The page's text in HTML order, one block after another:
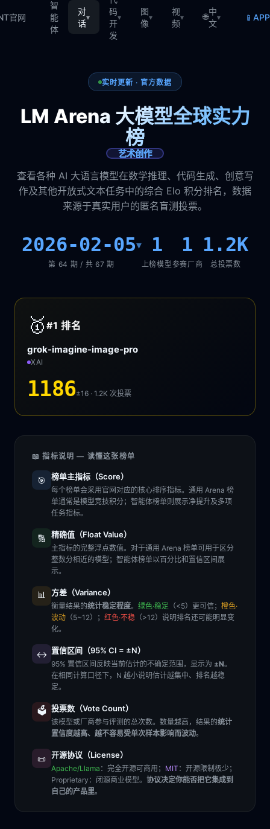
官网
智
能
体
对
话
▾
码
开
发
▾
图
像
▾
视
频
▾ 🌐
中
文
▾ 📱
实时更新 · 官方数据
LM Arena 大模型全球实力
榜
艺术创作
查看各种 AI 大语言模型在数学推理、代码生成、创意写
作及其他开放式文本任务中的综合 Elo 积分排名，数据
来源于真实用户的匿名盲测投票。
2026-02-05▾
第 64 期 / 共 67 期
1
上榜模型
1
参赛厂商
1.2K
总投票数
🥇 #1排名
grok-imagine-image-pro
XAI
1186±16 · 1.2K次投票
📖 指标说明 — 读懂这张榜单
🎯 榜单主指标（Score）
每个榜单会采用官网对应的核心排序指标。通用 Arena 榜
单通常是模型竞技积分；智能体榜单则展示净提升及多项
任务指标。
🔢 精确值（Float Value）
主指标的完整浮点数值。对于通用 Arena 榜单可用于区分
整数分相近的模型；智能体榜单以百分比和置信区间展
示。
📊 方差（Variance）
衡量结果的统计稳定程度。 绿色·稳定 （<5）更可信； 橙色·
波动 （5~12）； 红色·不稳 （>12）说明排名还可能明显变
化。
↔️ 置信区间（95% CI = ±N）
95% 置信区间反映当前估计的不确定范围，显示为 ±N。
在相同计算口径下，N 越小说明估计越集中、排名越稳
定。
🗳️ 投票数（Vote Count）
该模型或厂商参与评测的总次数。数量越高，结果的统计
置信度越高、越不容易受单次样本影响而波动。
📜 开源协议（License）
Apache/Llama ：完全开源可商用； MIT ：开源限制极少；
Proprietary ：闭源商业模型。 协议决定你能否把它集成到
自己的产品里。